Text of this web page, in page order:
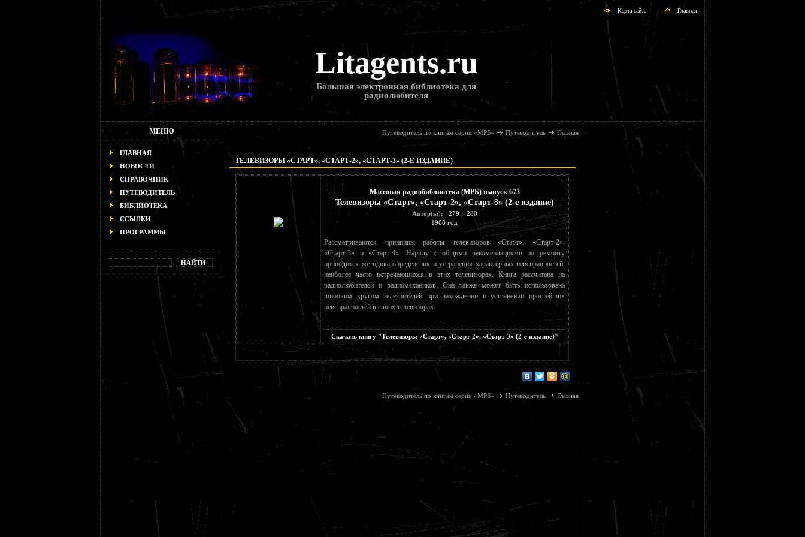
Главная
Карта сайта
Litagents.ru
Большая электронная библиотека для
радиолюбителя
МЕНЮ
ГЛАВНАЯ
НОВОСТИ
СПРАВОЧНИК
ПУТЕВОДИТЕЛЬ
БИБЛИОТЕКА
ССЫЛКИ
ПРОГРАММЫ
Путеводитель по книгам серии «МРБ» Путеводитель Главная
ТЕЛЕВИЗОРЫ «СТАРТ», «СТАРТ-2», «СТАРТ-3» (2-Е ИЗДАНИЕ)
Массовая радиобиблиотека (МРБ) выпуск 673
Телевизоры «Старт», «Старт-2», «Старт-3» (2-е издание)
Автор(ы): 279 , 280
1968 год
Рассматриваются принципы работы телевизоров «Старт», «Старт-2»,
«Старт-3» и «Старт-4». Наряду с общими рекомендациями по ремонту
приводится методика определения и устранения характерных неисправностей,
наиболее часто встречающихся в этих телевизорах. Книга рассчитана на
радиолюбителей и радиомехаников. Она также может быть использована
широким кругом телезрителей при нахождении и устранении простейших
неисправностей в своих телевизорах.
Скачать книгу "Телевизоры «Старт», «Старт-2», «Старт-3» (2-е издание)"
Путеводитель по книгам серии «МРБ» Путеводитель Главная